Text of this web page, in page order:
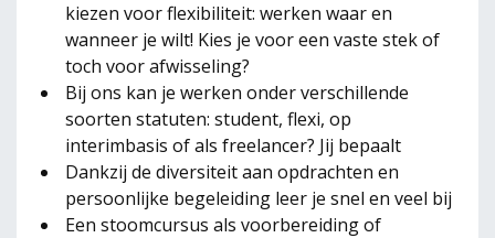
kiezen voor flexibiliteit: werken waar en
wanneer je wilt! Kies je voor een vaste stek of
toch voor afwisseling?
Bij ons kan je werken onder verschillende
soorten statuten: student, flexi, op
interimbasis of als freelancer? Jij bepaalt
Dankzij de diversiteit aan opdrachten en
persoonlijke begeleiding leer je snel en veel bij
Een stoomcursus als voorbereiding of